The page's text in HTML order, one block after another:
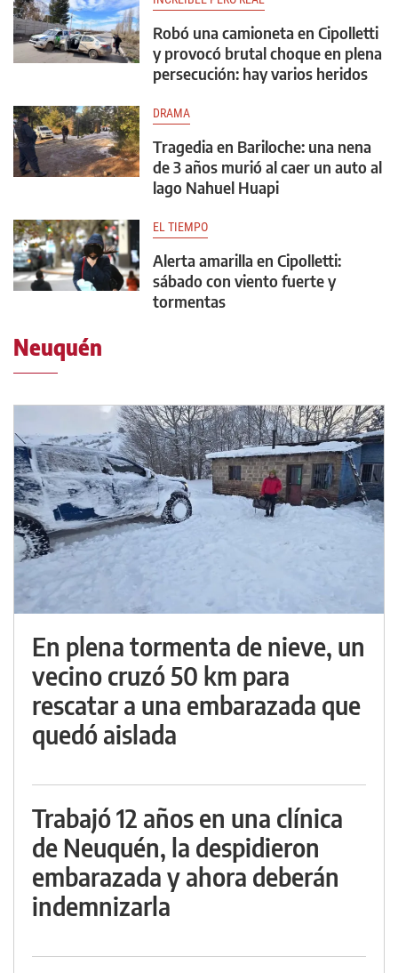
Robó una camioneta en Cipolletti
y provocó brutal choque en plena
persecución: hay varios heridos
DRAMA
Tragedia en Bariloche: una nena
de 3 años murió al caer un auto al
lago Nahuel Huapi
EL TIEMPO
Alerta amarilla en Cipolletti:
sábado con viento fuerte y
tormentas
Neuquén
En plena tormenta de nieve, un
vecino cruzó 50 km para
rescatar a una embarazada que
quedó aislada
Trabajó 12 años en una clínica
de Neuquén, la despidieron
embarazada y ahora deberán
indemnizarla